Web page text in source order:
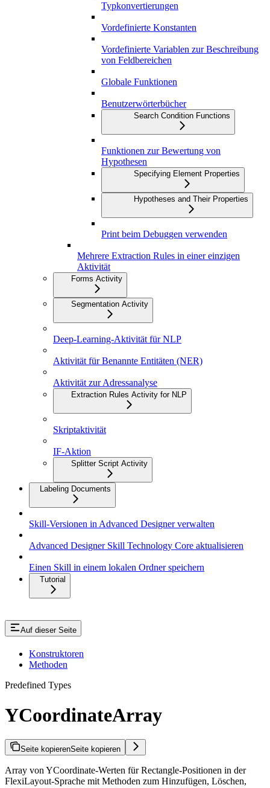
Typkonvertierungen
Vordefinierte Konstanten
Vordefinierte Variablen zur Beschreibung
von Feldbereichen
Globale Funktionen
Benutzerwörterbücher
Search Condition Functions
Funktionen zur Bewertung von
Hypothesen
Specifying Element Properties
Hypotheses and Their Properties
Print beim Debuggen verwenden
Mehrere Extraction Rules in einer einzigen
Aktivität
Forms Activity
Segmentation Activity
Deep-Learning-Aktivität für NLP
Aktivität für Benannte Entitäten (NER)
Aktivität zur Adressanalyse
Extraction Rules Activity for NLP
Skriptaktivität
IF-Aktion
Splitter Script Activity
Labeling Documents
Skill-Versionen in Advanced Designer verwalten
Advanced Designer Skill Technology Core aktualisieren
Einen Skill in einem lokalen Ordner speichern
Tutorial
Auf dieser Seite
Konstruktoren
Methoden
Predefined Types
YCoordinateArray
Seite kopierenSeite kopieren
Array von YCoordinate-Werten für Rectangle-Positionen in der
FlexiLayout-Sprache mit Methoden zum Hinzufügen, Löschen,